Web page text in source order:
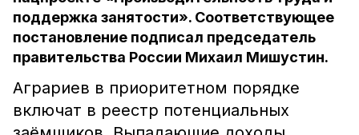
поддержка занятости». Соответствующее
постановление подписал председатель
правительства России Михаил Мишустин.
Аграриев в приоритетном порядке
включат в реестр потенциальных